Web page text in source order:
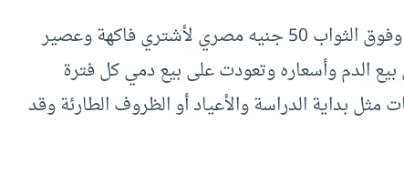
وعندما ثرت عليه أقنعني بأن ثوابي عند الله كبير وفوق الثواب 50 جنيه مصري لأشتري فاكهة وعصير
الدم وأسعاره وتعودت على بيع دمي كل فترة
بداية الدراسة والأعياد أو الظروف الطارئة وقد